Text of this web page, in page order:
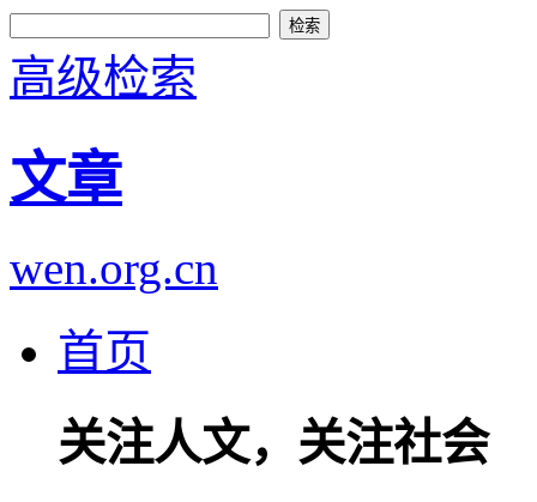
高级检索
文章
wen.org.cn
首页
关注人文，关注社会